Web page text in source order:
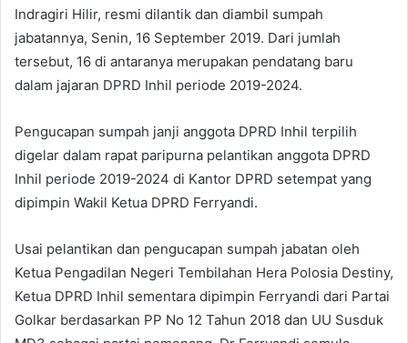
Indragiri Hilir, resmi dilantik dan diambil sumpah
jabatannya, Senin, 16 September 2019. Dari jumlah
tersebut, 16 di antaranya merupakan pendatang baru
dalam jajaran DPRD Inhil periode 2019-2024.
Pengucapan sumpah janji anggota DPRD Inhil terpilih
digelar dalam rapat paripurna pelantikan anggota DPRD
Inhil periode 2019-2024 di Kantor DPRD setempat yang
dipimpin Wakil Ketua DPRD Ferryandi.
Usai pelantikan dan pengucapan sumpah jabatan oleh
Ketua Pengadilan Negeri Tembilahan Hera Polosia Destiny,
Ketua DPRD Inhil sementara dipimpin Ferryandi dari Partai
Golkar berdasarkan PP No 12 Tahun 2018 dan UU Susduk